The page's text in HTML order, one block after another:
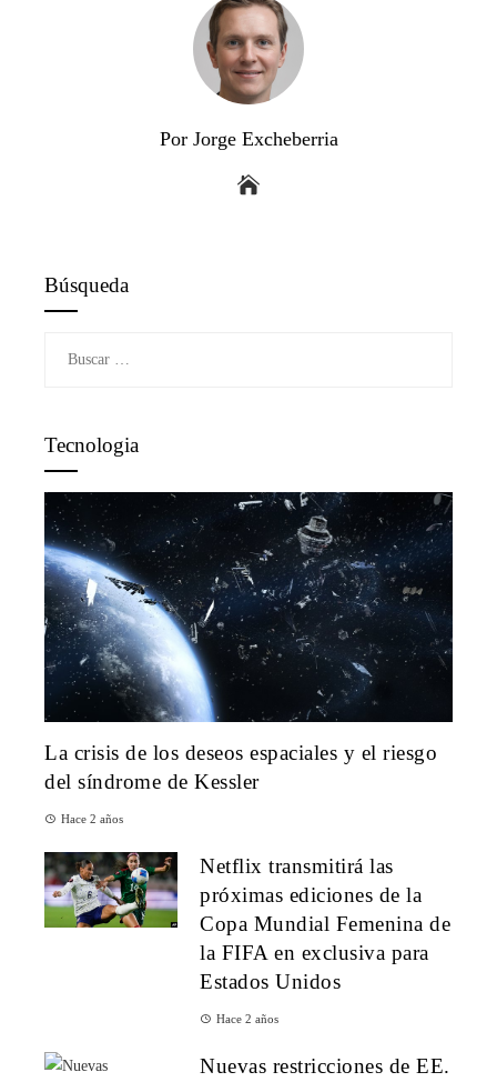
Por Jorge Excheberria
Búsqueda
Tecnologia
La crisis de los deseos espaciales y el riesgo
del síndrome de Kessler
Hace 2 años
Netflix transmitirá las
próximas ediciones de la
Copa Mundial Femenina de
la FIFA en exclusiva para
Estados Unidos
Hace 2 años
Nuevas restricciones de EE.